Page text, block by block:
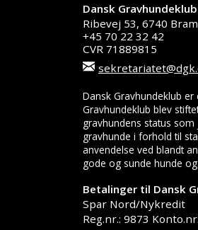
Dansk Gravhundeklub
Ribevej 53, 6740
+45 70 22 32 42
CVR 71889815
Dansk Gravhundeklub er
Gravhundeklub blev
gravhundens status
gravhunde i forhold til
anvendelse ved blandt
gode og sunde hunde
Betalinger til Dansk
Spar Nord/Nykredit
Reg.nr.: 9873